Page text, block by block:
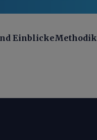
EinblickeMethodik